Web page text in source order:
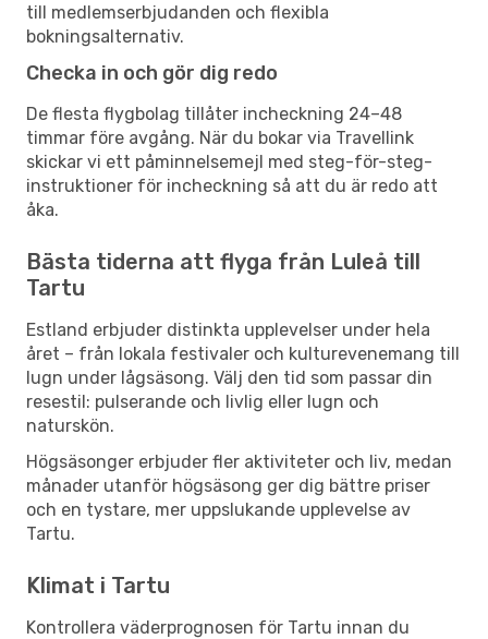
till medlemserbjudanden och flexibla
bokningsalternativ.
Checka in och gör dig redo
De flesta flygbolag tillåter incheckning 24–48
timmar före avgång. När du bokar via Travellink
skickar vi ett påminnelsemejl med steg-för-steg-
instruktioner för incheckning så att du är redo att
åka.
Bästa tiderna att flyga från Luleå till
Tartu
Estland erbjuder distinkta upplevelser under hela
året – från lokala festivaler och kulturevenemang till
lugn under lågsäsong. Välj den tid som passar din
resestil: pulserande och livlig eller lugn och
naturskön.
Högsäsonger erbjuder fler aktiviteter och liv, medan
månader utanför högsäsong ger dig bättre priser
och en tystare, mer uppslukande upplevelse av
Tartu.
Klimat i Tartu
Kontrollera väderprognosen för Tartu innan du